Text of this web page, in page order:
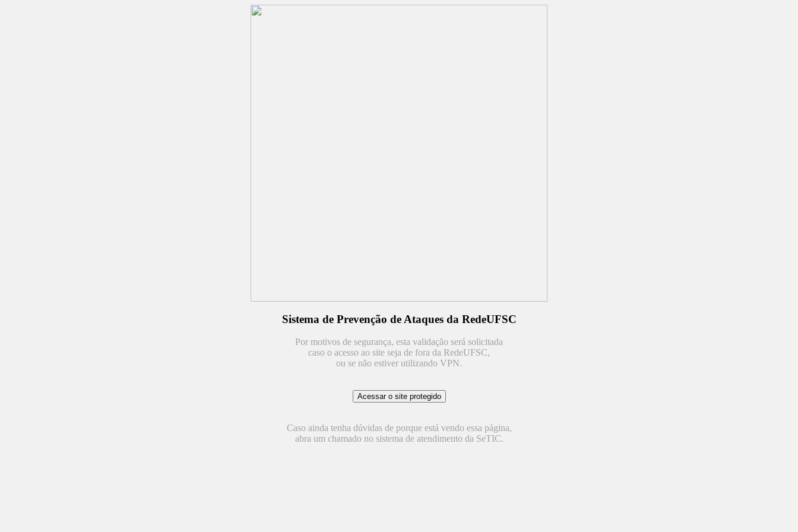
Sistema de Prevenção de Ataques da RedeUFSC
Por motivos de segurança, esta validação será solicitada
caso o acesso ao site seja de fora da RedeUFSC,
ou se não estiver utilizando VPN.
Caso ainda tenha dúvidas de porque está vendo essa página,
abra um chamado no sistema de atendimento da SeTIC.